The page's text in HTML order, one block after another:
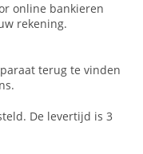
online bankieren
rekening.
terug te vinden
De levertijd is 3